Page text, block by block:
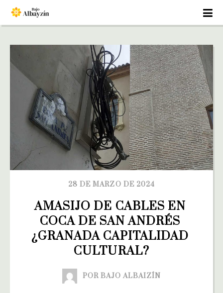
28 DE MARZO DE 2024
AMASIJO DE CABLES EN
COCA DE SAN ANDRÉS
¿GRANADA CAPITALIDAD
CULTURAL?
POR BAJO ALBAIZÍN